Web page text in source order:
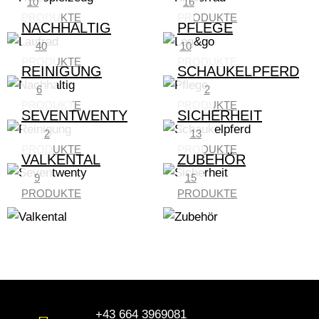
PRODUKTE
PRODUKTE
NACHHALTIG
40
PRODUKTE
PFLEGE
10
REINIGUNG
6
PRODUKTE
SCHAUKELPFERD
2
PRODUKTE
SEVENTWENTY
2
PRODUKTE
SICHERHEIT
13
PRODUKTE
VALKENTAL
9
PRODUKTE
ZUBEHÖR
15
PRODUKTE
+43 664 3969081